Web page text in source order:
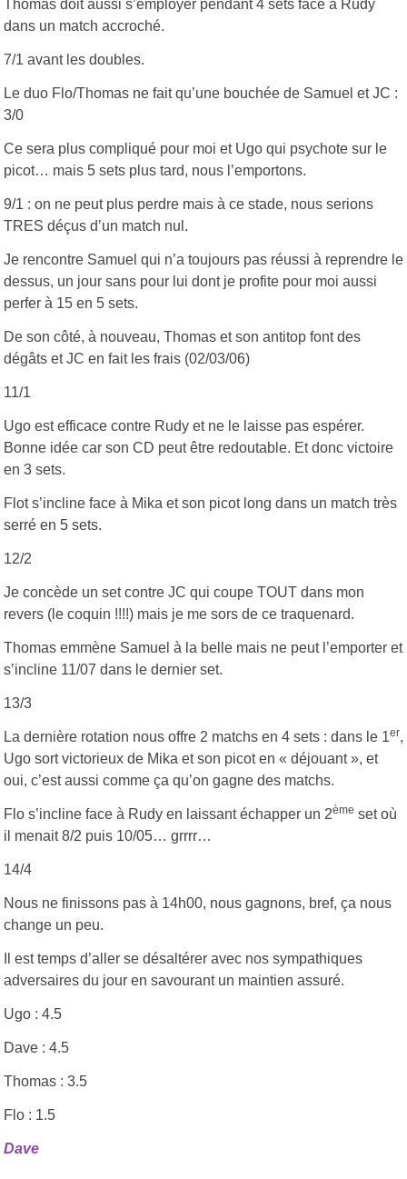
Thomas doit aussi s’employer pendant 4 sets face à Rudy
dans un match accroché.
7/1 avant les doubles.
Le duo Flo/Thomas ne fait qu’une bouchée de Samuel et JC :
3/0
Ce sera plus compliqué pour moi et Ugo qui psychote sur le
picot… mais 5 sets plus tard, nous l’emportons.
9/1 : on ne peut plus perdre mais à ce stade, nous serions
TRES déçus d’un match nul.
Je rencontre Samuel qui n’a toujours pas réussi à reprendre le
dessus, un jour sans pour lui dont je profite pour moi aussi
perfer à 15 en 5 sets.
De son côté, à nouveau, Thomas et son antitop font des
dégâts et JC en fait les frais (02/03/06)
11/1
Ugo est efficace contre Rudy et ne le laisse pas espérer.
Bonne idée car son CD peut être redoutable. Et donc victoire
en 3 sets.
Flot s’incline face à Mika et son picot long dans un match très
serré en 5 sets.
12/2
Je concède un set contre JC qui coupe TOUT dans mon
revers (le coquin !!!!) mais je me sors de ce traquenard.
Thomas emmène Samuel à la belle mais ne peut l’emporter et
s’incline 11/07 dans le dernier set.
13/3
La dernière rotation nous offre 2 matchs en 4 sets : dans le 1er,
Ugo sort victorieux de Mika et son picot en « déjouant », et
oui, c’est aussi comme ça qu’on gagne des matchs.
Flo s’incline face à Rudy en laissant échapper un 2ème set où
il menait 8/2 puis 10/05… grrrr…
14/4
Nous ne finissons pas à 14h00, nous gagnons, bref, ça nous
change un peu.
Il est temps d’aller se désaltérer avec nos sympathiques
adversaires du jour en savourant un maintien assuré.
Ugo : 4.5
Dave : 4.5
Thomas : 3.5
Flo : 1.5
Dave